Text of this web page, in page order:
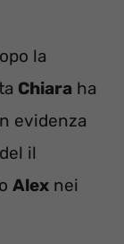
la
Chiara ha
evidenza
il
Alex nei